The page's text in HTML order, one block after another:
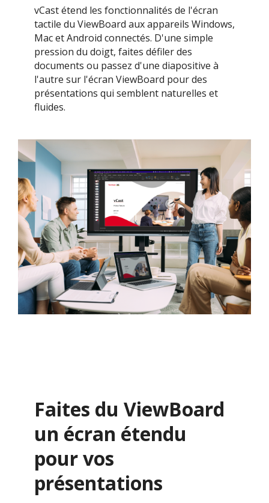
vCast étend les fonctionnalités de l'écran
tactile du ViewBoard aux appareils Windows,
Mac et Android connectés. D'une simple
pression du doigt, faites défiler des
documents ou passez d'une diapositive à
l'autre sur l'écran ViewBoard pour des
présentations qui semblent naturelles et
fluides.​
Faites du ViewBoard
un écran étendu
pour vos
présentations